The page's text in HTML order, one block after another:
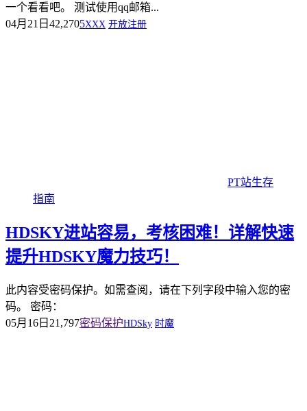
一个看看吧。 测试使用qq邮箱...
04月21日 42,2705XXX 开放注册
PT站生存
指南
HDSKY进站容易，考核困难！详解快速
提升HDSKY魔力技巧！
此内容受密码保护。如需查阅，请在下列字段中输入您的密
码。 密码：
05月16日 21,797密码保护HDSky 时魔